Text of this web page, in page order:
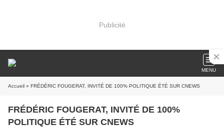
Publicité
MENU
Accueil » FRÉDÉRIC FOUGERAT, INVITÉ DE 100% POLITIQUE ÉTÉ SUR CNEWS
FRÉDÉRIC FOUGERAT, INVITÉ DE 100%
POLITIQUE ÉTÉ SUR CNEWS